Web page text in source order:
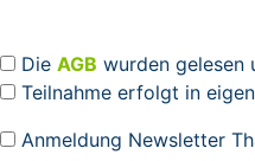
Die AGB wurden gelesen
Teilnahme erfolgt in
Anmeldung Newsletter